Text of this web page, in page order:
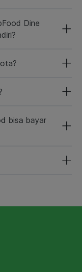
Dine
bisa bayar